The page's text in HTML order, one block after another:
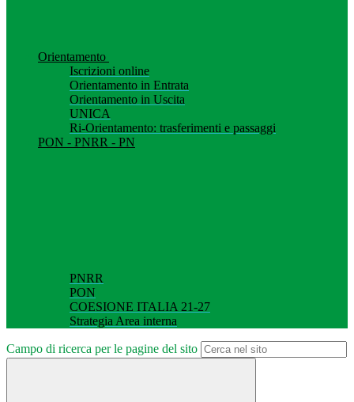
Orientamento
Iscrizioni online
Orientamento in Entrata
Orientamento in Uscita
UNICA
Ri-Orientamento: trasferimenti e passaggi
PON - PNRR - PN
PNRR
PON
COESIONE ITALIA 21-27
Strategia Area interna
Campo di ricerca per le pagine del sito